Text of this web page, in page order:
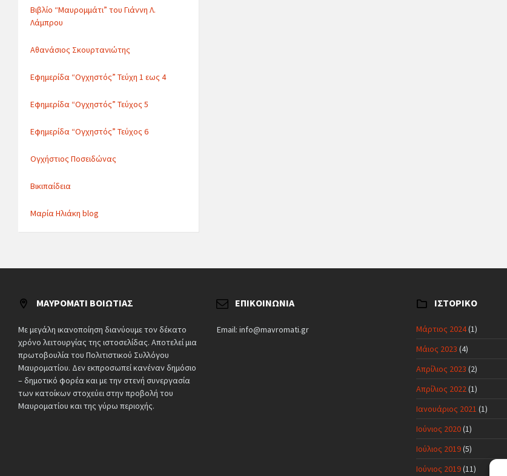
Βιβλίο “Μαυρομμάτι” του Γιάννη Λ.
Λάμπρου
Αθανάσιος Σκουρτανιώτης
Εφημερίδα “Ογχηστός” Τεύχη 1 εως 4
Εφημερίδα “Ογχηστός” Τεύχος 5
Εφημερίδα “Ογχηστός” Τεύχος 6
Ογχήστιος Ποσειδώνας
Βικιπαίδεια
Μαρία Ηλιάκη blog
ΜΑΥΡΟΜΆΤΙ ΒΟΙΩΤΊΑΣ
Με μεγάλη ικανοποίηση διανύουμε τον δέκατο
χρόνο λειτουργίας της ιστοσελίδας. Αποτελεί μια
πρωτοβουλία του Πολιτιστικού Συλλόγου
Μαυροματίου. Δεν εκπροσωπεί κανέναν δημόσιο
– δημοτικό φορέα και με την στενή συνεργασία
των κατοίκων στοχεύει στην προβολή του
Μαυροματίου και της γύρω περιοχής.
ΕΠΙΚΟΙΝΩΝΊΑ
Email: info@mavromati.gr
ΙΣΤΟΡΙΚΌ
Μάρτιος 2024(1)
Μάιος 2023 (4)
Απρίλιος 2023 (2)
Απρίλιος 2022(1)
Ιανουάριος 2021 (1)
Ιούνιος 2020(1)
Ιούλιος 2019(5)
Ιούνιος 2019(11)